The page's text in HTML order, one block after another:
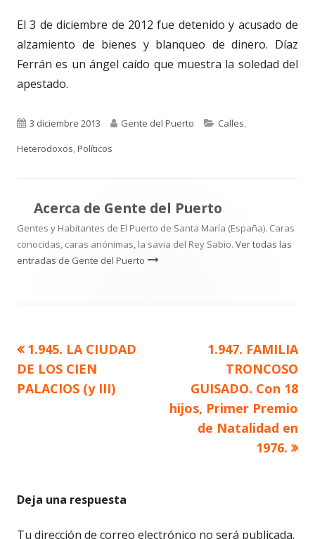
El 3 de diciembre de 2012 fue detenido y acusado de
alzamiento de bienes y blanqueo de dinero. Díaz
Ferrán es un ángel caído que muestra la soledad del
apestado.
Publicado
el
3 diciembre 2013 Autor
Gente del Puerto Categorías
Calles,
Heterodoxos,Políticos
Acerca de Gente del Puerto
Gentes y Habitantes de El Puerto de Santa María (España). Caras
conocidas, caras anónimas, la savia del Rey Sabio. Ver todas las
entradas de Gente del Puerto
Navegación
de
Artículo
anterior
1.945. LA CIUDAD
DE LOS CIEN
PALACIOS (y III)
Artículo
siguiente
1.947. FAMILIA
TRONCOSO
GUISADO. Con 18
hijos, Primer Premio
de Natalidad en
1976.
Deja una respuesta
Tu dirección de correo electrónico no será publicada.